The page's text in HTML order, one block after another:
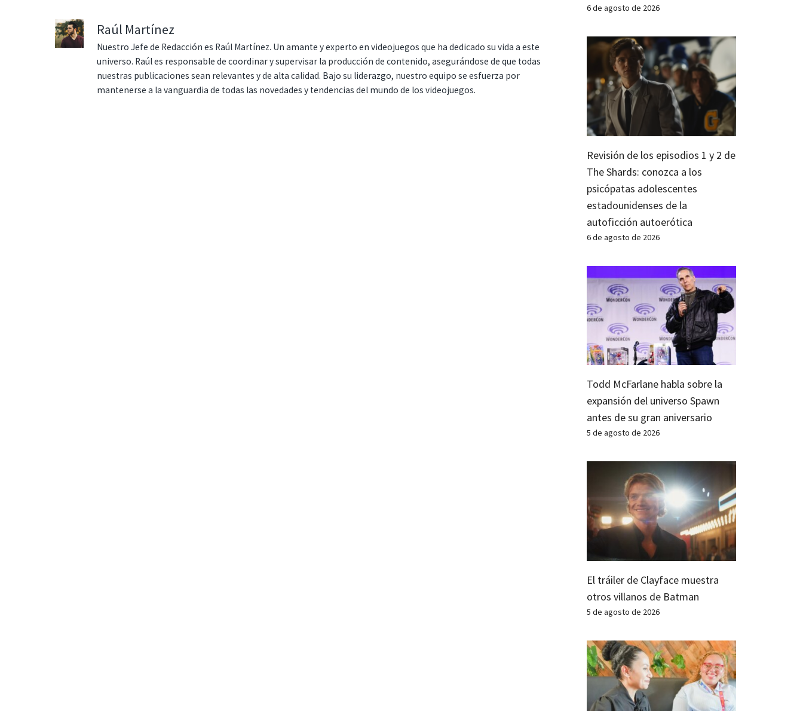
Raúl Martínez
Nuestro Jefe de Redacción es Raúl Martínez. Un amante y experto en videojuegos que ha dedicado su vida a este
universo. Raúl es responsable de coordinar y supervisar la producción de contenido, asegurándose de que todas
nuestras publicaciones sean relevantes y de alta calidad. Bajo su liderazgo, nuestro equipo se esfuerza por
mantenerse a la vanguardia de todas las novedades y tendencias del mundo de los videojuegos.
6 de agosto de 2026
Revisión de los episodios 1 y 2 de
The Shards: conozca a los
psicópatas adolescentes
estadounidenses de la
autoficción autoerótica
6 de agosto de 2026
Todd McFarlane habla sobre la
expansión del universo Spawn
antes de su gran aniversario
5 de agosto de 2026
El tráiler de Clayface muestra
otros villanos de Batman
5 de agosto de 2026